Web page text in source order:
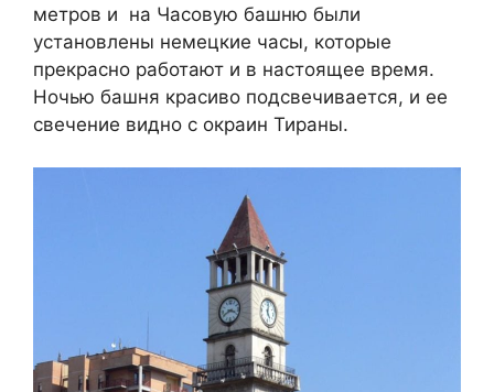
метров и на Часовую башню были
установлены немецкие часы, которые
прекрасно работают и в настоящее время.
Ночью башня красиво подсвечивается, и ее
свечение видно с окраин Тираны.